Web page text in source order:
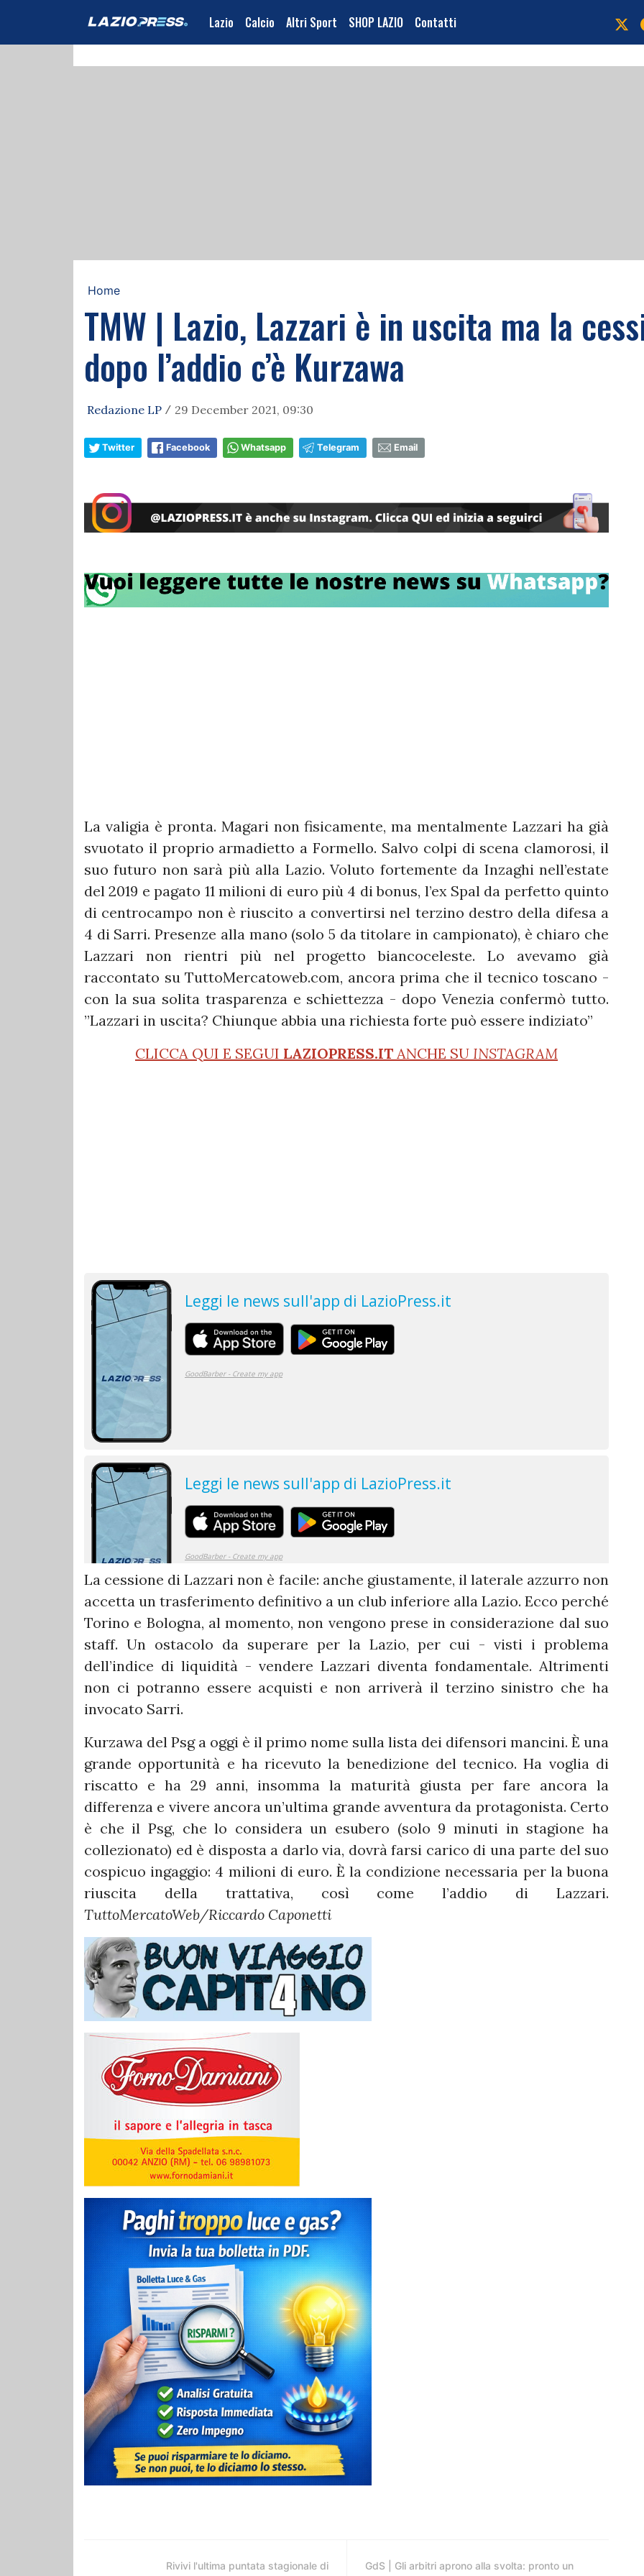
Lazio Calcio Altri Sport SHOP LAZIO Contatti
Home
TMW | Lazio, Lazzari è in uscita ma la
dopo l’addio c’è Kurzawa
Redazione LP / 29 December 2021, 09:30
Twitter Facebook Whatsapp Telegram Email
La valigia è pronta. Magari non fisicamente, ma mentalmente Lazzari ha già
svuotato il proprio armadietto a Formello. Salvo colpi di scena clamorosi, il
suo futuro non sarà più alla Lazio. Voluto fortemente da Inzaghi nell’estate
del 2019 e pagato 11 milioni di euro più 4 di bonus, l’ex Spal da perfetto quinto
di centrocampo non è riuscito a convertirsi nel terzino destro della difesa a
4 di Sarri. Presenze alla mano (solo 5 da titolare in campionato), è chiaro che
Lazzari non rientri più nel progetto biancoceleste. Lo avevamo già
raccontato su TuttoMercatoweb.com, ancora prima che il tecnico toscano -
con la sua solita trasparenza e schiettezza - dopo Venezia confermò tutto.
”Lazzari in uscita? Chiunque abbia una richiesta forte può essere indiziato”
CLICCA QUI E SEGUI LAZIOPRESS.IT ANCHE SU INSTAGRAM
La cessione di Lazzari non è facile: anche giustamente, il laterale azzurro non
accetta un trasferimento definitivo a un club inferiore alla Lazio. Ecco perché
Torino e Bologna, al momento, non vengono prese in considerazione dal suo
staff. Un ostacolo da superare per la Lazio, per cui - visti i problema
dell’indice di liquidità - vendere Lazzari diventa fondamentale. Altrimenti
non ci potranno essere acquisti e non arriverà il terzino sinistro che ha
invocato Sarri.
Kurzawa del Psg a oggi è il primo nome sulla lista dei difensori mancini. È una
grande opportunità e ha ricevuto la benedizione del tecnico. Ha voglia di
riscatto e ha 29 anni, insomma la maturità giusta per fare ancora la
differenza e vivere ancora un’ultima grande avventura da protagonista. Certo
è che il Psg, che lo considera un esubero (solo 9 minuti in stagione ha
collezionato) ed è disposta a darlo via, dovrà farsi carico di una parte del suo
cospicuo ingaggio: 4 milioni di euro. È la condizione necessaria per la buona
riuscita della trattativa, così come l’addio di Lazzari.
TuttoMercatoWeb/Riccardo Caponetti
Rivivi l'ultima puntata stagionale di
GdS | Gli arbitri aprono alla svolta: pronto un